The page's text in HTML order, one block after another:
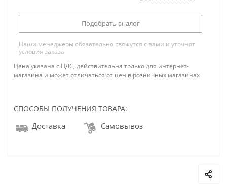
Подобрать аналог
Наши менеджеры обязательно свяжутся с вами и уточнят
условия заказа
Цена указана с НДС, действительна только для интернет-
магазина и может отличаться от цен в розничных магазинах
СПОСОБЫ ПОЛУЧЕНИЯ ТОВАРА:
Доставка Самовывоз